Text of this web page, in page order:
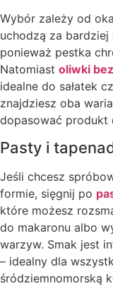
Wybór zależy od
uchodzą za bardziej
ponieważ pestka
Natomiast oliwki
idealne do sałatek
znajdziesz oba
dopasować produkt
Pasty i
Jeśli chcesz
formie, sięgnij po
które możesz
do makaronu albo
warzyw. Smak jest
– idealny dla
śródziemnomorską